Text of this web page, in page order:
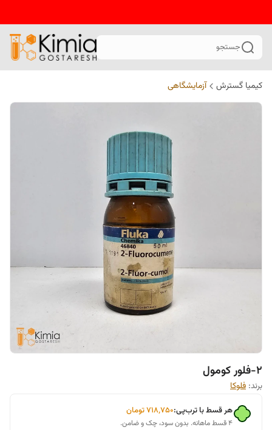
جستجو
کیمیا گسترش آزمایشگاهی
۲-فلور کومول
برند: فلوکا
هر قسط با ترب‌پی:۷۱۸٬۷۵۰تومان
۴ قسط ماهانه. بدون سود، چک و ضامن.